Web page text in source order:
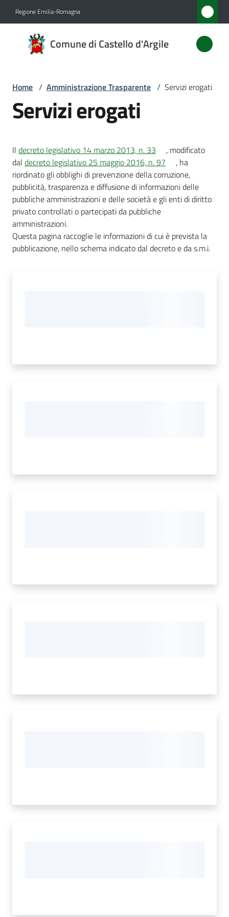
Regione Emilia-Romagna
Comune di Castello d'Argile
Comune
di
d'Argile
Novità
Servizi
Menu selezionato
Vivere
Castello
d'Argile
argomenti...
Home / Amministrazione Trasparente / Servizi erogati
Servizi erogati
Il decreto legislativo 14 marzo 2013, n. 33
, modificato
dal decreto legislativo 25 maggio 2016, n. 97
, ha
riordinato gli obblighi di prevenzione della corruzione,
pubblicità, trasparenza e diffusione di informazioni delle
pubbliche amministrazioni e delle società e gli enti di diritto
privato controllati o partecipati da pubbliche
amministrazioni.
Questa pagina raccoglie le informazioni di cui è prevista la
pubblicazione, nello schema indicato dal decreto e da s.m.i.